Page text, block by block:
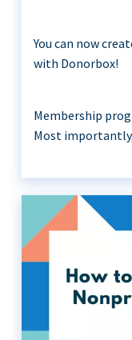
You can now
with Donorbox!
Membership
Most